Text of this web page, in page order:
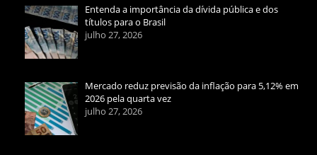
Entenda a importância da dívida pública e dos
títulos para o Brasil
julho 27, 2026
Mercado reduz previsão da inflação para 5,12% em
2026 pela quarta vez
julho 27, 2026